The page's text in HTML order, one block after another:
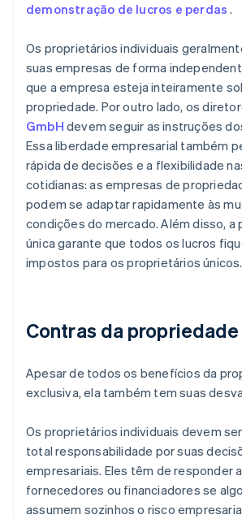
demonstração de lucros e perdas.
Os proprietários individuais
suas empresas de forma
que a empresa esteja inteiramente
propriedade. Por outro lado, os
GmbH devem seguir as instruções
Essa liberdade empresarial também
rápida de decisões e a flexibilidade
cotidianas: as empresas de
podem se adaptar rapidamente às
condições do mercado. Além disso, a
única garante que todos os lucros
impostos para os proprietários únicos.
Contras da
Apesar de todos os benefícios da
exclusiva, ela também tem suas
Os proprietários individuais devem
total responsabilidade por suas
empresariais. Eles têm de responder
fornecedores ou financiadores se
assumem sozinhos o risco